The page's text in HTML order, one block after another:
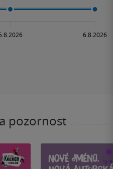
pozornost